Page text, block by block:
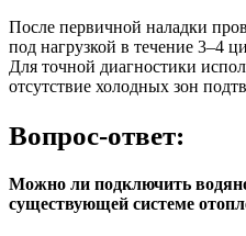
После первичной наладки
под нагрузкой в течение 3–4
Для точной диагностики
отсутствие холодных зон
Вопрос-ответ:
Можно ли подключить
существующей системе